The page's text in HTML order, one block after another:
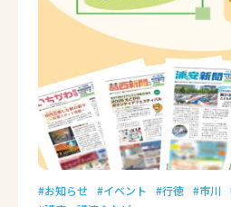
お知らせ イベント 行徳 市川